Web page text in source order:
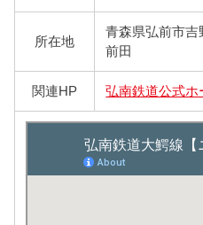
所在地
青森県弘前市
前田
関連HP 弘南鉄道公式ホ